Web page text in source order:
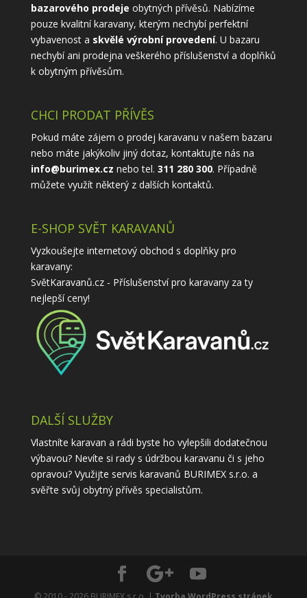
bazarového prodeje obytných přívěsů. Nabízíme
pouze kvalitní karavany, kterým nechybí perfektní
vybavenost a skvělé výrobní provedení. U bazaru
nechybí ani prodejna veškerého příslušenství a doplňků
k obytným přívěsům.
CHCI PRODAT PŘÍVĚS
Pokud máte zájem o prodej karavanu v našem bazaru
nebo máte jakýkoliv jiný dotaz, kontaktujte nás na
info@burimex.cz nebo tel. 311 280 300. Případně
můžete využít některý z dalších kontaktů.
E-SHOP SVĚT KARAVANŮ
Vyzkoušejte internetový obchod s doplňky pro
karavany:
SvětKaravanů.cz - Příslušenství pro karavanyza ty
nejlepší ceny!
DALŠÍ SLUŽBY
Vlastníte karavan a rádi byste ho vylepšili dodatečnou
výbavou? Nevíte si rady s údržbou karavanu či s jeho
opravou? Využijte servis karavanů BURIMEX s.r.o. a
svěřte svůj obytný přívěs specialistům.